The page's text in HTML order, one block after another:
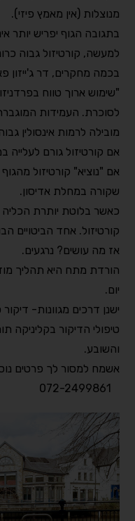
מנוצלות (אין מאמץ פיזי).⠀
בתגובה הגוף יפריש יותר
למעשה, קורטיזול גבוה
בכמה מחקרים, דר ג'ייזון
"שימוש ארוך טווח
מובילה לרמות אינסולין
אם קורטיזול גורם
אם "נוציא" קורטיזול
שקורה במחלת אדיסון. ⠀
כאשר בלוטת יותרת הכליה
קורטיזול. אחד הביטויים
אז מה עושים? נרגעים.⠀
הורדת מתח היא תהליך
יום. ⠀
ישנן דרכים מגוונות- דיקור
טיפולי הדיקור בקליניקה
והשובע.⠀
אשמח למסור לך פרטים
072-2499861⠀